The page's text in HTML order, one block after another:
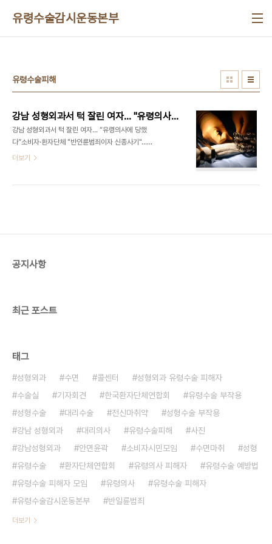
유령수술감시운동본부
유령수술피해
강남 성형외과서 턱 잘린 여자... "유령의사에 당했다"
강남 성형외과서 턱 잘린 여자… “유령의사에 당했
다”소비자·환자단체 "반인륜범죄이자 신종사기"...
병원측 "유령수술 없다"환자리포트 이정은 기자 ▲
했다. 김씨가 수술대에 눕자 간호사로 보이는 여자가
더보기
공지사항
최근 포스트
태그
성형외과 수면 콜센터
성형외과 유령수술 피해자
수술실
기자회견 한국환자단체연합회
유령수술 부작용
성형수술
대리수술 전신마취약
성형수술 부작용
강남 성형외과
대리의사 유령수술피해
사진
강남성형외과
안면윤곽 소비자시민모임 수면마취
성형
유령수술
환자단체연합회 유령의사 피해자
유령수술 예방법
유령수술 피해자 모임
유령의사
유령수술 피해자
유령수술감시운동본부
반일륜범죄
더보기